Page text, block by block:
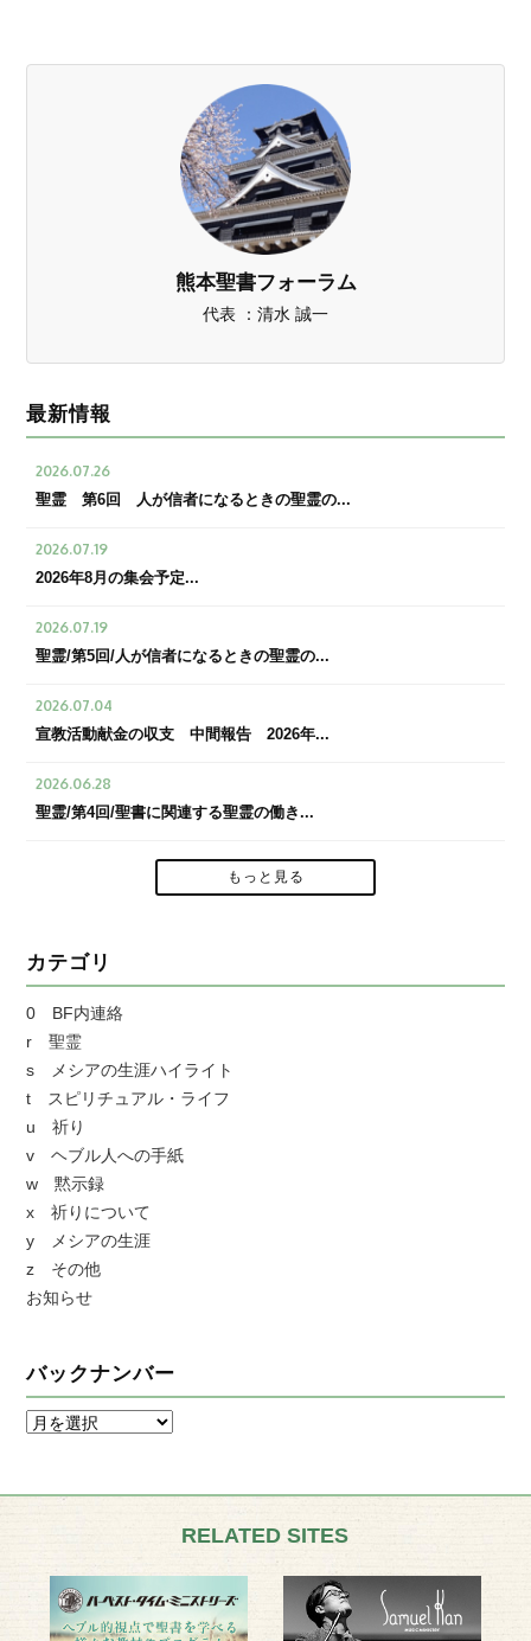
熊本聖書フォーラム
代表 ：清水 誠一
最新情報
2026.07.26
聖霊 第6回 人が信者になるときの聖霊の...
2026.07.19
2026年8月の集会予定...
2026.07.19
聖霊/第5回/人が信者になるときの聖霊の...
2026.07.04
宣教活動献金の収支 中間報告 2026年...
2026.06.28
聖霊/第4回/聖書に関連する聖霊の働き...
もっと見る
カテゴリ
0 BF内連絡
r 聖霊
s メシアの生涯ハイライト
t スピリチュアル・ライフ
u 祈り
v ヘブル人への手紙
w 黙示録
x 祈りについて
y メシアの生涯
z その他
お知らせ
バックナンバー
RELATED SITES